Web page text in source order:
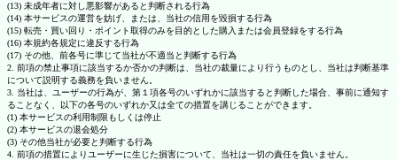
(13) 未成年者に対し悪影響があると判断される行為
(14) 本サービスの運営を妨げ、または、当社の信用を毀損する行為
(15) 転売・買い回り・ポイント取得のみを目的とした購入または会員登録をする行為
(16) 本規約各規定に違反する行為
(17) その他、前各号に準じて当社が不適当と判断する行為
2. 前項の禁止事項に該当するか否かの判断は、当社の裁量により行うものとし、当社は判断基準
について説明する義務を負いません。
3. 当社は、ユーザーの行為が、第１項各号のいずれかに該当すると判断した場合、事前に通知す
ることなく、以下の各号のいずれか又は全ての措置を講じることができます。
(1) 本サービスの利用制限もしくは停止
(2) 本サービスの退会処分
(3) その他当社が必要と判断する行為
4. 前項の措置によりユーザーに生じた損害について、当社は一切の責任を負いません。